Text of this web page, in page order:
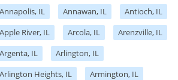
Annapolis, IL
Annawan, IL
Antioch, IL
Apple River, IL
Arcola, IL
Arenzville, IL
Argenta, IL
Arlington, IL
Arlington Heights, IL
Armington, IL